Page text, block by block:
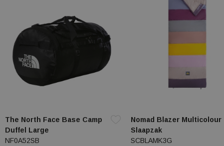
The North Face Base Camp
Duffel Large
NF0A52SB
Nomad Blazer Multicolour
Slaapzak
SCBLAMK3G